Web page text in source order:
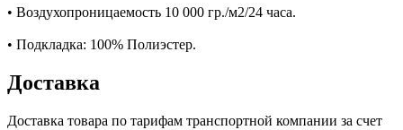
• Воздухопроницаемость 10 000 гр./м2/24 часа.
• Подкладка: 100% Полиэстер.
Доставка
Доставка товара по тарифам транспортной компании за счет